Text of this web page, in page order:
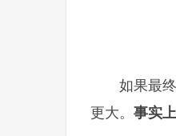
如果最
更大。 事实